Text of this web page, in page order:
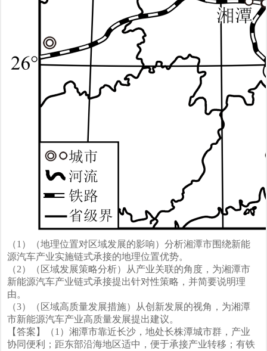
（1）（地理位置对区域发展的影响）分析湘潭市围绕新能
源汽车产业实施链式承接的地理位置优势。
（2）（区域发展策略分析）从产业关联的角度，为湘潭市
新能源汽车产业链式承接提出针对性策略，并简要说明理
由。
（3）（区域高质量发展措施）从创新发展的视角，为湘潭
市新能源汽车产业高质量发展提出建议。
【答案】（1）湘潭市靠近长沙，地处长株潭城市群，产业
协同便利；距东部沿海地区适中，便于承接产业转移；有铁